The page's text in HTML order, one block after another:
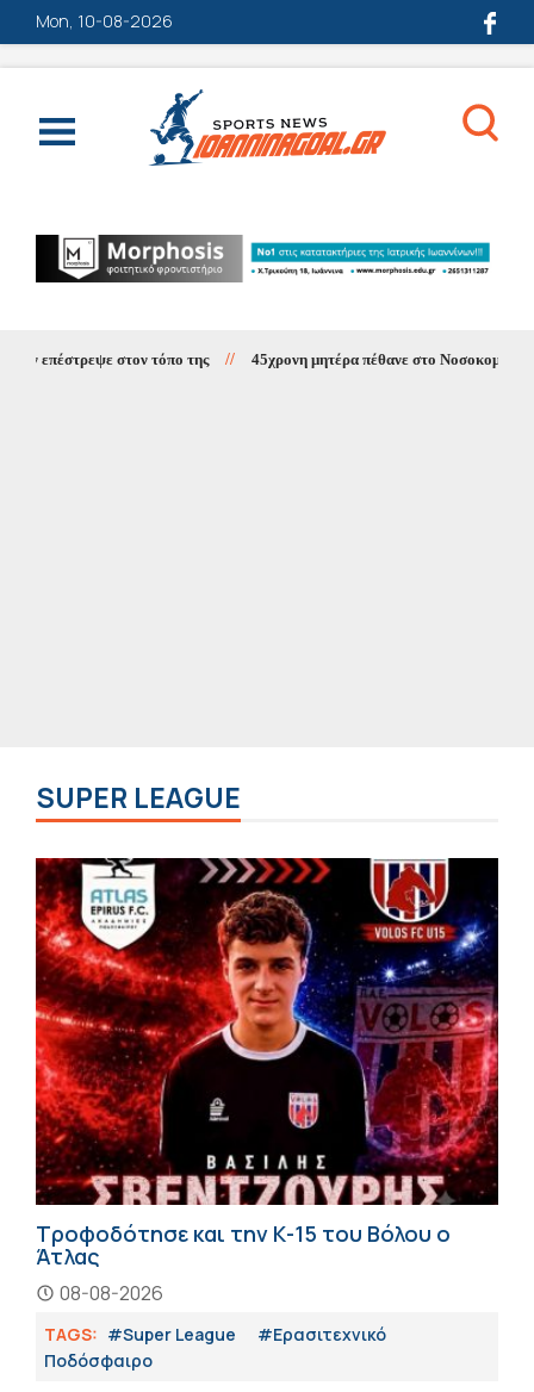
Mon, 10-08-2026
τόπο της // 45χρονη μητέρα πέθανε στο Νοσοκομείο Ιωαννίνων μετά
SUPER LEAGUE
Τροφοδότησε και την Κ-15 του Βόλου ο
Άτλας
08-08-2026
TAGS: #Super League
#Eρασιτεχνικό
Ποδόσφαιρο